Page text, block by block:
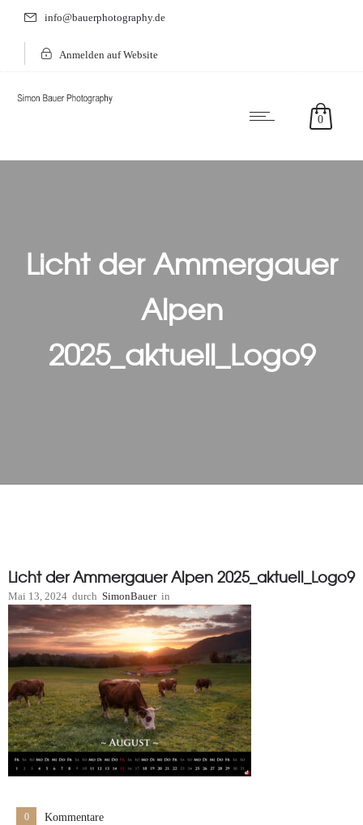
info@bauerphotography.de
Anmelden auf Website
0
Licht der Ammergauer
Alpen
2025_aktuell_Logo9
Licht der Ammergauer Alpen 2025_aktuell_Logo9
Mai 13, 2024 durch SimonBauer in
0 Kommentare